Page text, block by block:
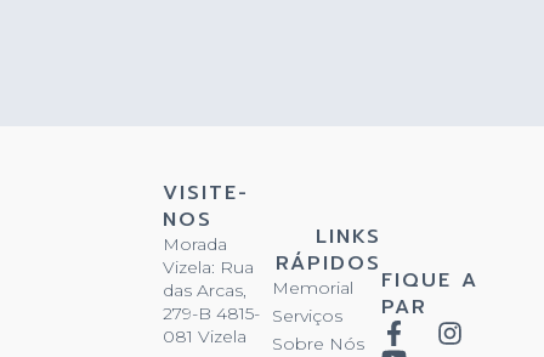
VISITE-
NOS
Morada
Vizela: Rua
das Arcas,
279-B 4815-
081 Vizela
LINKS
RÁPIDOS
Memorial
Serviços
Sobre Nós
FIQUE A
PAR